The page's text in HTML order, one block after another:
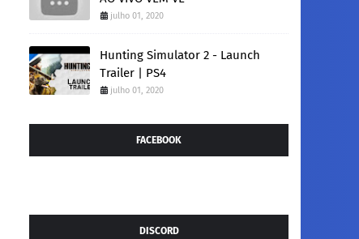
julho 01, 2020
Hunting Simulator 2 - Launch
Trailer | PS4
julho 01, 2020
FACEBOOK
DISCORD